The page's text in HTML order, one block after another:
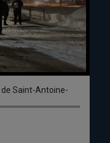
Saint-Antoine-